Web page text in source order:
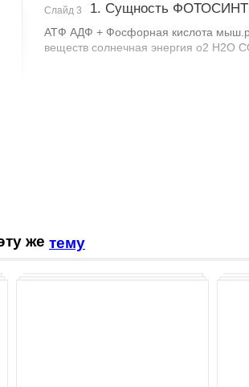
Слайд 3 1. Сущность
АТФ АДФ + Фосфорная кислота
веществ солнечная энергия о2 Н2О
же тему